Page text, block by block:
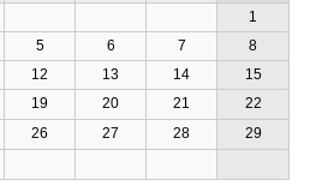
1
5 6 7
8
12 13 14
15
19 20 21
22
26 27 28
29